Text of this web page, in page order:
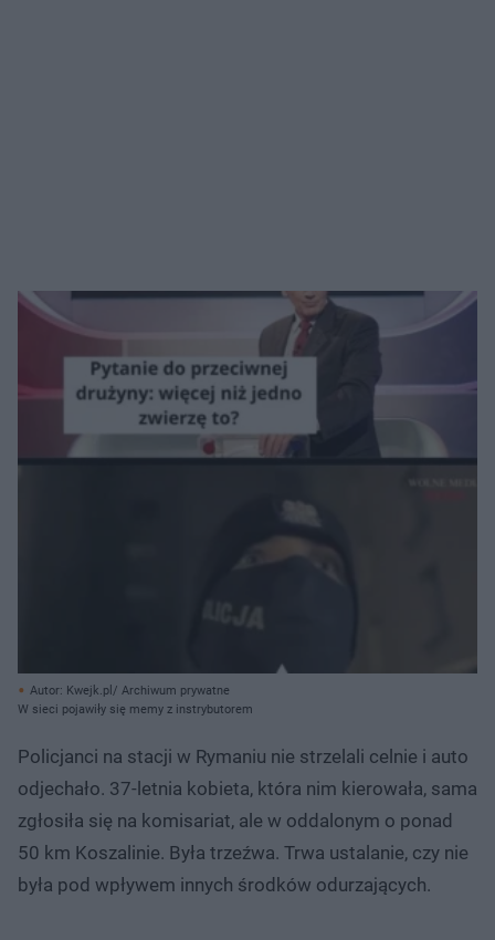
Autor: Kwejk.pl/ Archiwum prywatne
W sieci pojawiły się memy z instrybutorem
Policjanci na stacji w Rymaniu nie strzelali celnie i auto
odjechało. 37-letnia kobieta, która nim kierowała, sama
zgłosiła się na komisariat, ale w oddalonym o ponad
50 km Koszalinie. Była trzeźwa. Trwa ustalanie, czy nie
była pod wpływem innych środków odurzających.